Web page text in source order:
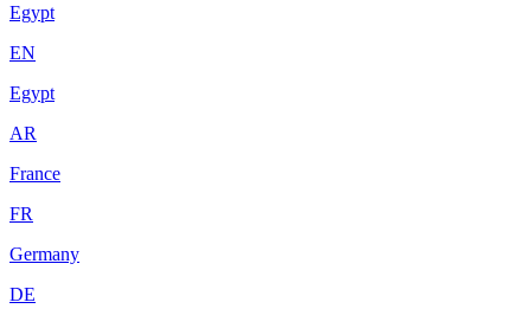
Egypt
EN
Egypt
AR
France
FR
Germany
DE